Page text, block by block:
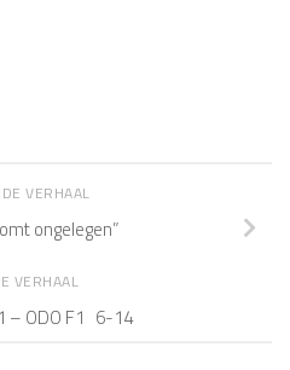
VERHAAL
ongelegen”
VERHAAL
– ODO F1 6-14